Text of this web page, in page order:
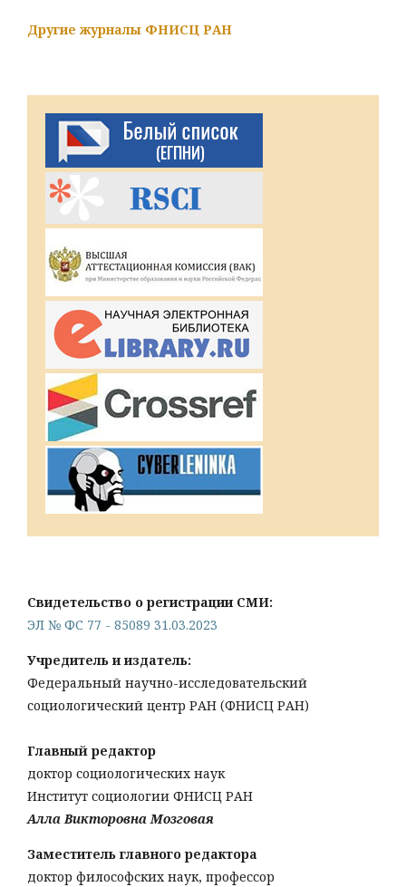
Другие журналы ФНИСЦ РАН
Свидетельство о регистрации СМИ:
ЭЛ № ФС 77 - 85089 31.03.2023
Учредитель и издатель:
Федеральный научно-исследовательский
социологический центр РАН (ФНИСЦ РАН)
Главный редактор
доктор социологических наук
Институт социологии ФНИСЦ РАН
Алла Викторовна Мозговая
Заместитель главного редактора
доктор философских наук, профессор